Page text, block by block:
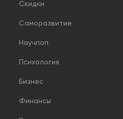
Скидки
Саморазвитие
Научпоп
Психология
Бизнес
Финансы